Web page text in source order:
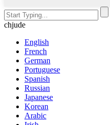
chjude
English
French
German
Portuguese
Spanish
Russian
Japanese
Korean
Arabic